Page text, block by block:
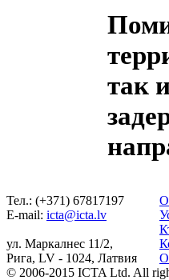
так
Тел.: (+371) 67817197
Е-mail: icta@icta.lv
ул. Маркалнес 11/2,
Рига, LV - 1024, Латвия
О
© 2006-2015 ICTA Ltd. All